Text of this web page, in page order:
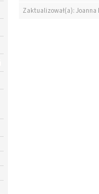
Zaktualizował(a):